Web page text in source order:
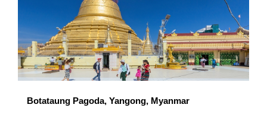
Botataung Pagoda, Yangong, Myanmar